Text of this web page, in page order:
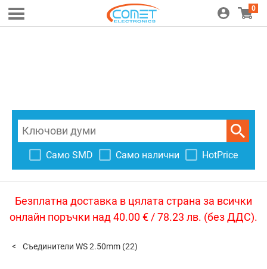
0
Само SMD Само налични HotPrice
Безплатна доставка в цялата страна за всички
онлайн поръчки над 40.00 € / 78.23 лв. (без ДДС).
Съединители WS 2.50mm (22)